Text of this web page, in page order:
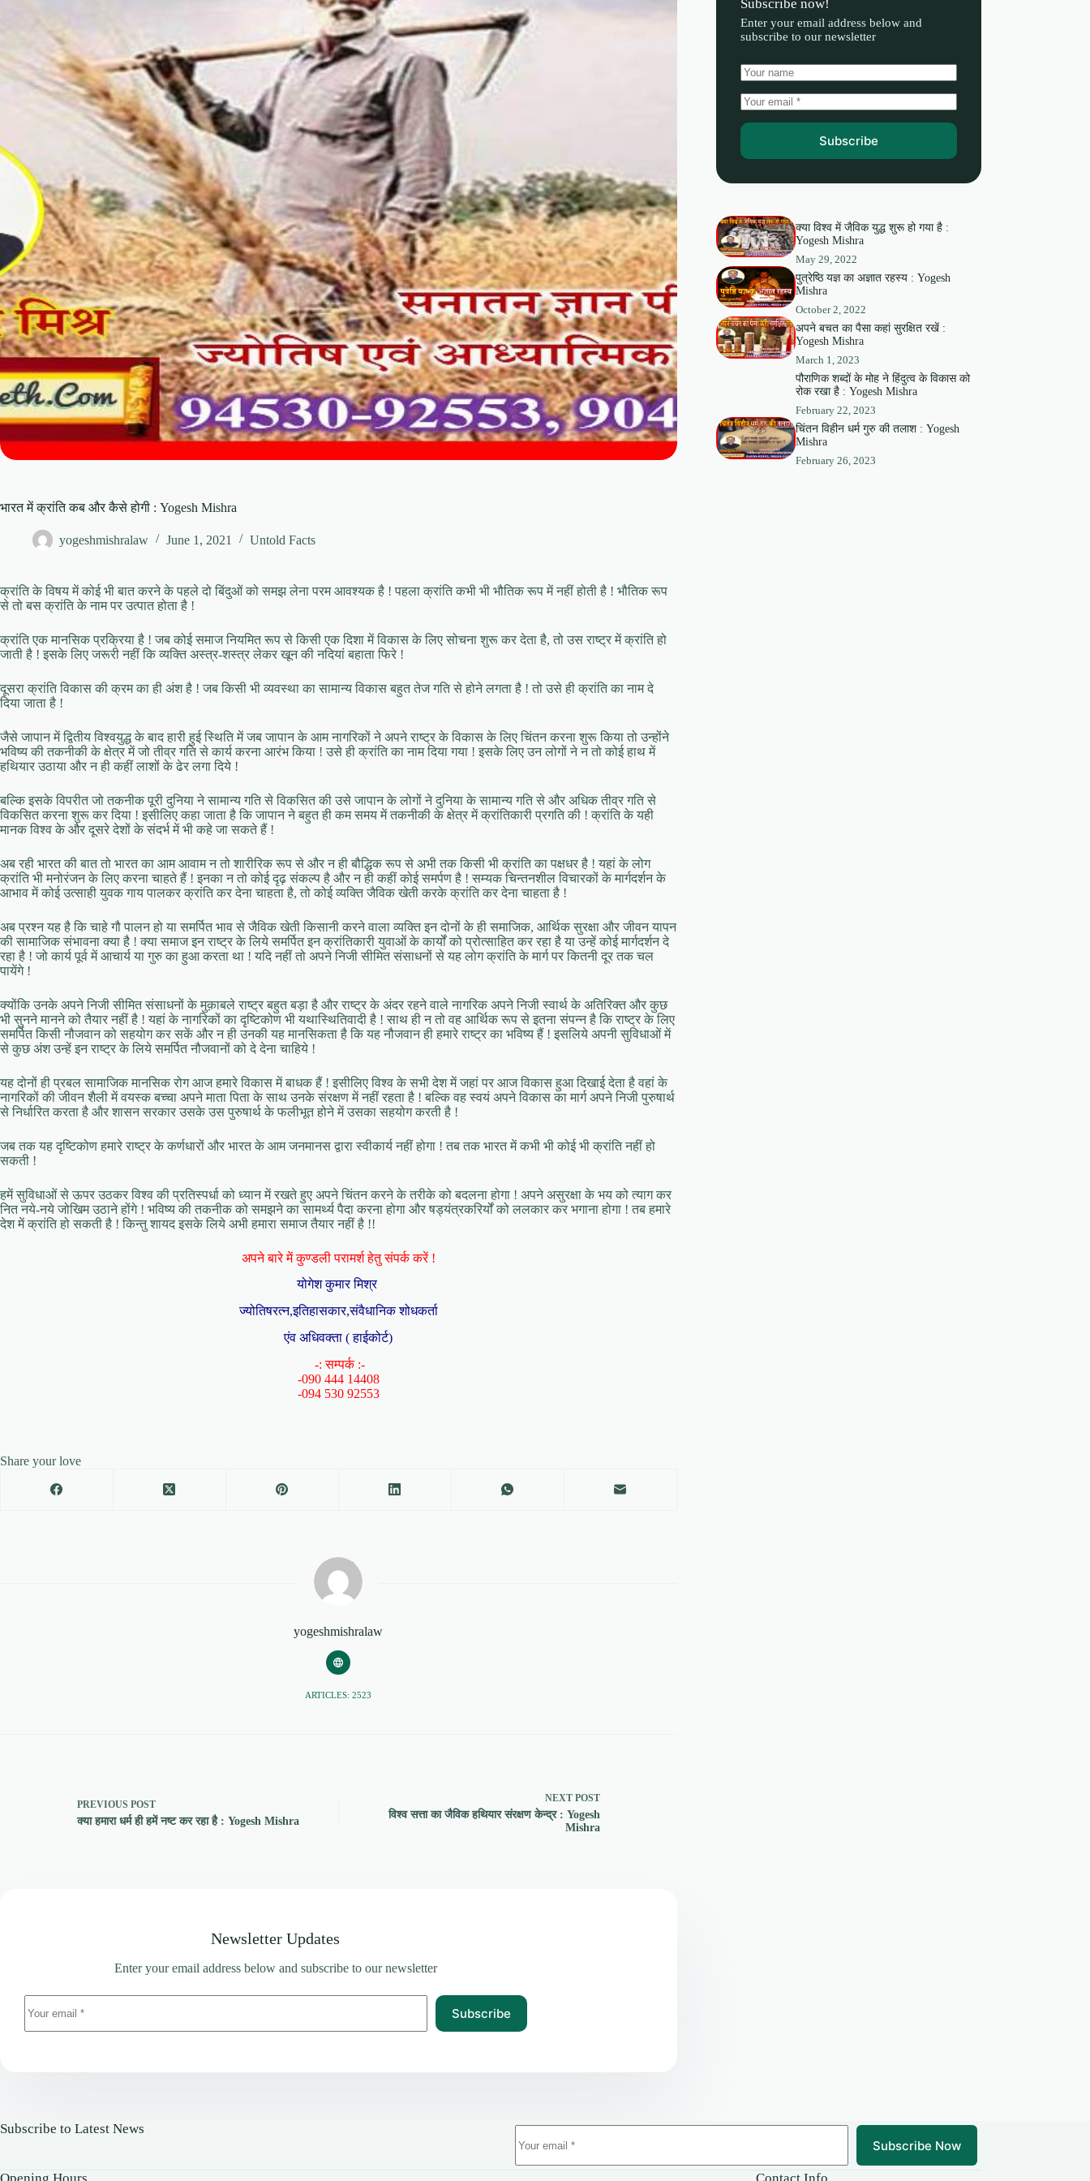
भारत में क्रांति कब और कैसे होगी : Yogesh Mishra
yogeshmishralaw June 1, 2021 Untold Facts
क्रांति के विषय में कोई भी बात करने के पहले दो बिंदुओं को समझ लेना परम आवश्यक है ! पहला क्रांति कभी भी भौतिक रूप में नहीं होती है ! भौतिक रूप
से तो बस क्रांति के नाम पर उत्पात होता है !
क्रांति एक मानसिक प्रक्रिया है ! जब कोई समाज नियमित रूप से किसी एक दिशा में विकास के लिए सोचना शुरू कर देता है, तो उस राष्ट्र में क्रांति हो
जाती है ! इसके लिए जरूरी नहीं कि व्यक्ति अस्त्र-शस्त्र लेकर खून की नदियां बहाता फिरे !
दूसरा क्रांति विकास की क्रम का ही अंश है ! जब किसी भी व्यवस्था का सामान्य विकास बहुत तेज गति से होने लगता है ! तो उसे ही क्रांति का नाम दे
दिया जाता है !
जैसे जापान में द्वितीय विश्वयुद्ध के बाद हारी हुई स्थिति में जब जापान के आम नागरिकों ने अपने राष्ट्र के विकास के लिए चिंतन करना शुरू किया तो उन्होंने
भविष्य की तकनीकी के क्षेत्र में जो तीव्र गति से कार्य करना आरंभ किया ! उसे ही क्रांति का नाम दिया गया ! इसके लिए उन लोगों ने न तो कोई हाथ में
हथियार उठाया और न ही कहीं लाशों के ढेर लगा दिये !
बल्कि इसके विपरीत जो तकनीक पूरी दुनिया ने सामान्य गति से विकसित की उसे जापान के लोगों ने दुनिया के सामान्य गति से और अधिक तीव्र गति से
विकसित करना शुरू कर दिया ! इसीलिए कहा जाता है कि जापान ने बहुत ही कम समय में तकनीकी के क्षेत्र में क्रांतिकारी प्रगति की ! क्रांति के यही
मानक विश्व के और दूसरे देशों के संदर्भ में भी कहे जा सकते हैं !
अब रही भारत की बात तो भारत का आम आवाम न तो शारीरिक रूप से और न ही बौद्धिक रूप से अभी तक किसी भी क्रांति का पक्षधर है ! यहां के लोग
क्रांति भी मनोरंजन के लिए करना चाहते हैं ! इनका न तो कोई दृढ़ संकल्प है और न ही कहीं कोई समर्पण है ! सम्यक चिन्तनशील विचारकों के मार्गदर्शन के
आभाव में कोई उत्साही युवक गाय पालकर क्रांति कर देना चाहता है, तो कोई व्यक्ति जैविक खेती करके क्रांति कर देना चाहता है !
अब प्रश्न यह है कि चाहे गौ पालन हो या समर्पित भाव से जैविक खेती किसानी करने वाला व्यक्ति इन दोनों के ही समाजिक, आर्थिक सुरक्षा और जीवन यापन
की सामाजिक संभावना क्या है ! क्या समाज इन राष्ट्र के लिये समर्पित इन क्रांतिकारी युवाओं के कार्यों को प्रोत्साहित कर रहा है या उन्हें कोई मार्गदर्शन दे
रहा है ! जो कार्य पूर्व में आचार्य या गुरु का हुआ करता था ! यदि नहीं तो अपने निजी सीमित संसाधनों से यह लोग क्रांति के मार्ग पर कितनी दूर तक चल
पायेंगे !
क्योंकि उनके अपने निजी सीमित संसाधनों के मुक़ाबले राष्ट्र बहुत बड़ा है और राष्ट्र के अंदर रहने वाले नागरिक अपने निजी स्वार्थ के अतिरिक्त और कुछ
भी सुनने मानने को तैयार नहीं है ! यहां के नागरिकों का दृष्टिकोण भी यथास्थितिवादी है ! साथ ही न तो वह आर्थिक रूप से इतना संपन्न है कि राष्ट्र के लिए
समर्पित किसी नौजवान को सहयोग कर सकें और न ही उनकी यह मानसिकता है कि यह नौजवान ही हमारे राष्ट्र का भविष्य हैं ! इसलिये अपनी सुविधाओं में
से कुछ अंश उन्हें इन राष्ट्र के लिये समर्पित नौजवानों को दे देना चाहिये !
यह दोनों ही प्रबल सामाजिक मानसिक रोग आज हमारे विकास में बाधक हैं ! इसीलिए विश्व के सभी देश में जहां पर आज विकास हुआ दिखाई देता है वहां के
नागरिकों की जीवन शैली में वयस्क बच्चा अपने माता पिता के साथ उनके संरक्षण में नहीं रहता है ! बल्कि वह स्वयं अपने विकास का मार्ग अपने निजी पुरुषार्थ
से निर्धारित करता है और शासन सरकार उसके उस पुरुषार्थ के फलीभूत होने में उसका सहयोग करती है !
जब तक यह दृष्टिकोण हमारे राष्ट्र के कर्णधारों और भारत के आम जनमानस द्वारा स्वीकार्य नहीं होगा ! तब तक भारत में कभी भी कोई भी क्रांति नहीं हो
सकती !
हमें सुविधाओं से ऊपर उठकर विश्व की प्रतिस्पर्धा को ध्यान में रखते हुए अपने चिंतन करने के तरीके को बदलना होगा ! अपने असुरक्षा के भय को त्याग कर
नित नये-नये जोखिम उठाने होंगे ! भविष्य की तकनीक को समझने का सामर्थ्य पैदा करना होगा और षड्यंत्रकरिर्यों को ललकार कर भगाना होगा ! तब हमारे
देश में क्रांति हो सकती है ! किन्तु शायद इसके लिये अभी हमारा समाज तैयार नहीं है !!
अपने बारे में कुण्डली परामर्श हेतु संपर्क करें !
योगेश कुमार मिश्र
ज्योतिषरत्न,इतिहासकार,संवैधानिक शोधकर्ता
एंव अधिवक्ता ( हाईकोर्ट)
-: सम्पर्क :-
-090 444 14408
-094 530 92553
Share your love
yogeshmishralaw
ARTICLES: 2523
PREVIOUS POST
क्या हमारा धर्म ही हमें नष्ट कर रहा है : Yogesh Mishra
NEXT POST
विश्व सत्ता का जैविक हथियार संरक्षण केन्द्र : Yogesh
Mishra
Newsletter Updates
Enter your email address below and subscribe to our newsletter
Subscribe
Subscribe now!
Enter your email address below and
subscribe to our newsletter
Subscribe
क्या विश्व में जैविक युद्ध शुरू हो गया है :
Yogesh Mishra
May 29, 2022
पुत्रेष्ठि यज्ञ का अज्ञात रहस्य : Yogesh
Mishra
October 2, 2022
अपने बचत का पैसा कहां सुरक्षित रखें :
Yogesh Mishra
March 1, 2023
पौराणिक शब्दों के मोह ने हिंदुत्व के विकास को
रोक रखा है : Yogesh Mishra
February 22, 2023
चिंतन विहीन धर्म गुरु की तलाश : Yogesh
Mishra
February 26, 2023
Subscribe to Latest News
Subscribe Now